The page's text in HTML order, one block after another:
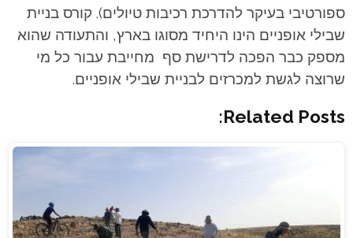
ספורטיבי בעיקר להדרכת רכיבות טיולים). קורס בניית
שבילי אופניים הינו היחיד מסוגו בארץ, והתעודה שהוא
מספק כבר הפכה לדרישת סף מחייבת עבור כל מי
שרוצה לגשת למכרזים לבניית שבילי אופניים.
Related Posts: